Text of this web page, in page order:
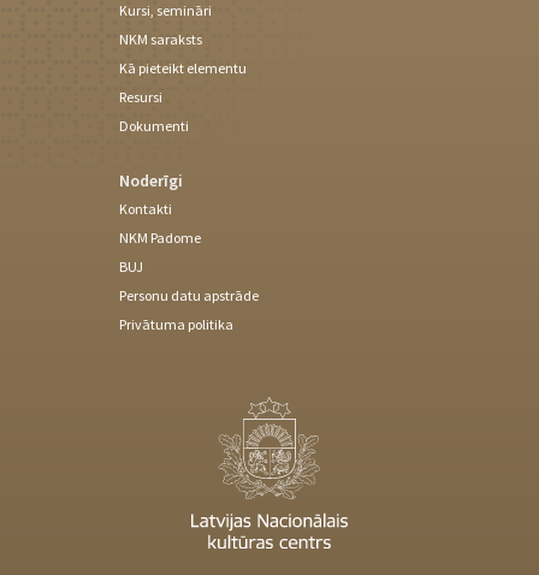
Kursi, semināri
NKM saraksts
Kā pieteikt elementu
Resursi
Dokumenti
Noderīgi
Kontakti
NKM Padome
BUJ
Personu datu apstrāde
Privātuma politika